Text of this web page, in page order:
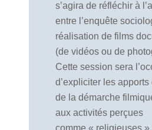
s’agira de réfléchir à
entre l’enquête
réalisation de films
(de vidéos ou de
Cette session sera
d’expliciter les
de la démarche
aux activités perçues
comme « religieuses